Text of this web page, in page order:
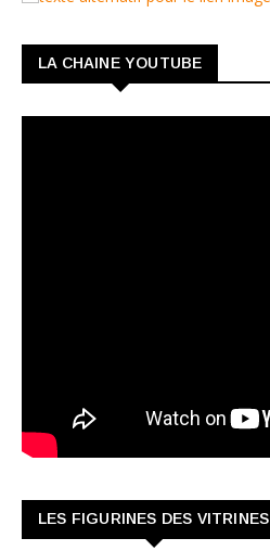
LA CHAINE YOUTUBE
LES FIGURINES DES VITRINES